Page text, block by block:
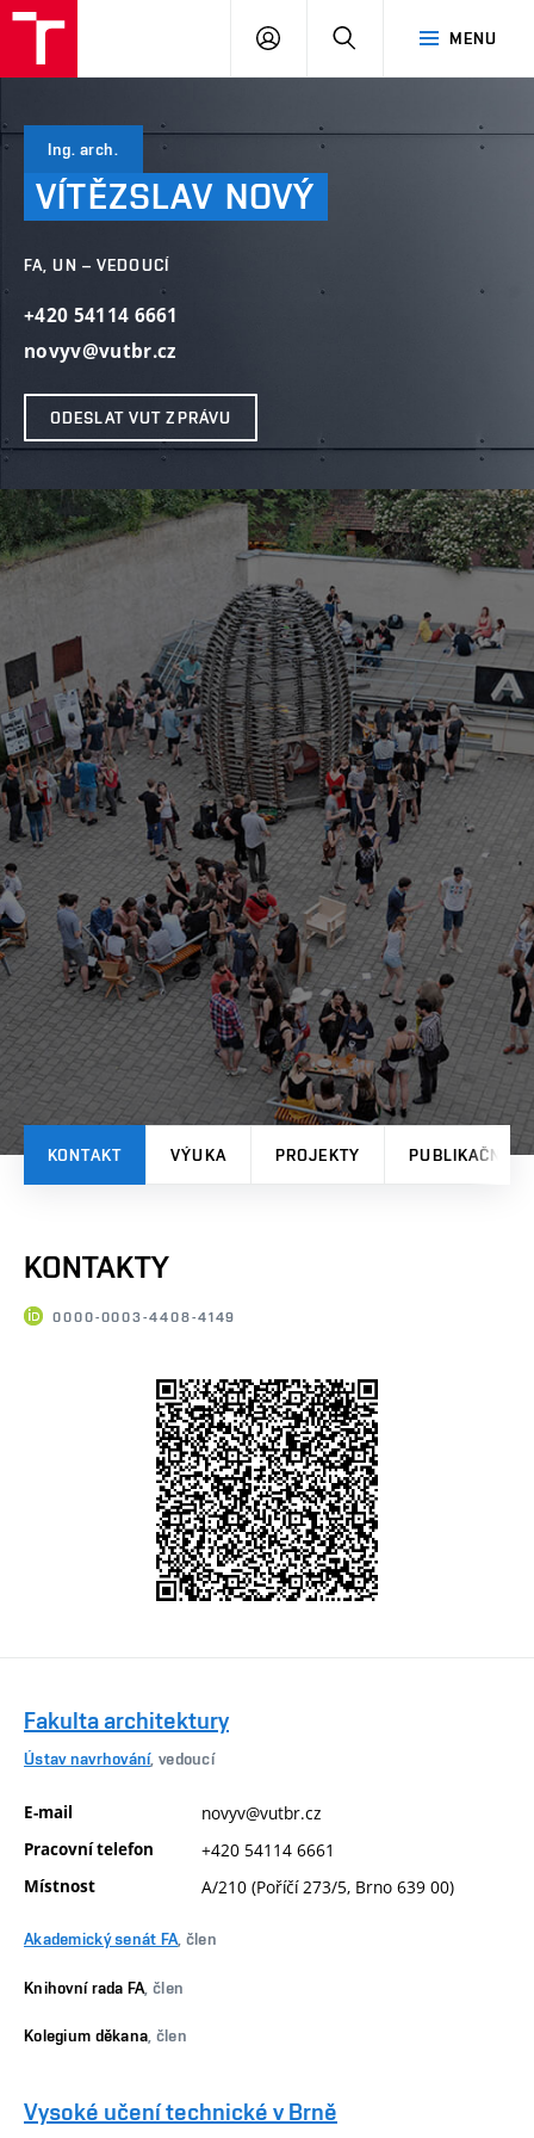
MENU
PŘIHLÁSIT
Ing. arch.
VÍTĚZSLAV NOVÝ
FA, UN – VEDOUCÍ
+420 54114 6661
novyv@vutbr.cz
ODESLAT VUT ZPRÁVU
KONTAKT VÝUKA PROJEKTY PUBLIKAČNÍ
KONTAKTY
0000-0003-4408-4149
Fakulta architektury
Ústav navrhování, vedoucí
E-mail novyv@vutbr.cz
Pracovní telefon +420 54114 6661
Místnost A/210 (Poříčí 273/5, Brno 639 00)
Akademický senát FA, člen
Knihovní rada FA , člen
Kolegium děkana, člen
Vysoké učení technické v Brně